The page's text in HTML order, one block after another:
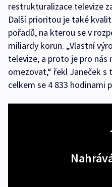
restrukturalizace televize
Další prioritou je také
pořadů, na kterou se v
miliardy korun. „Vlastní
televize, a proto je pro nás
omezovat,“ řekl Janeček s
celkem se 4 833 hodinami